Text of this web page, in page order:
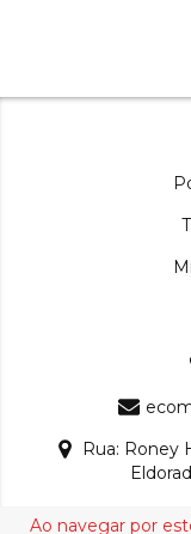
Ao navegar por
Rua: Roney